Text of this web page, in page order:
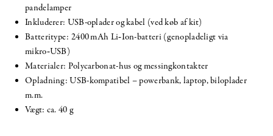
pandelamper
Inkluderer: USB-oplader og kabel (ved køb af kit)
Batteritype: 2400 mAh Li‑Ion-batteri (genopladeligt via
mikro‑USB)
Materialer: Polycarbonat-hus og messingkontakter
Opladning: USB-kompatibel – powerbank, laptop, biloplader
m.m.
Vægt: ca. 40 g